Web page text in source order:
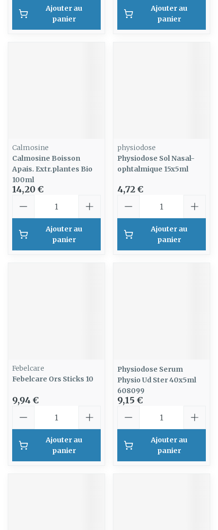
Ajouter au
panier
Ajouter au
panier
Calmosine
Calmosine Boisson
Apais. Extr.plantes Bio
100ml
14,20 €
Ajouter au
panier
physiodose
Physiodose Sol Nasal-
ophtalmique 15x5ml
4,72 €
Ajouter au
panier
Febelcare
Febelcare Ors Sticks 10
9,94 €
Ajouter au
panier
Physiodose Serum
Physio Ud Ster 40x5ml
608099
9,15 €
Ajouter au
panier